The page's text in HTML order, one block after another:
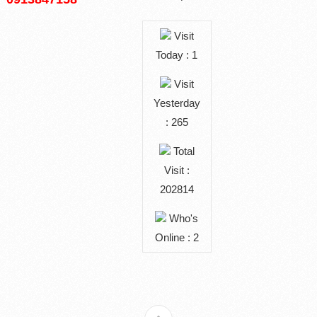
Visit
Today : 1
Visit
Yesterday
: 265
Total
Visit :
202814
Who's
Online : 2